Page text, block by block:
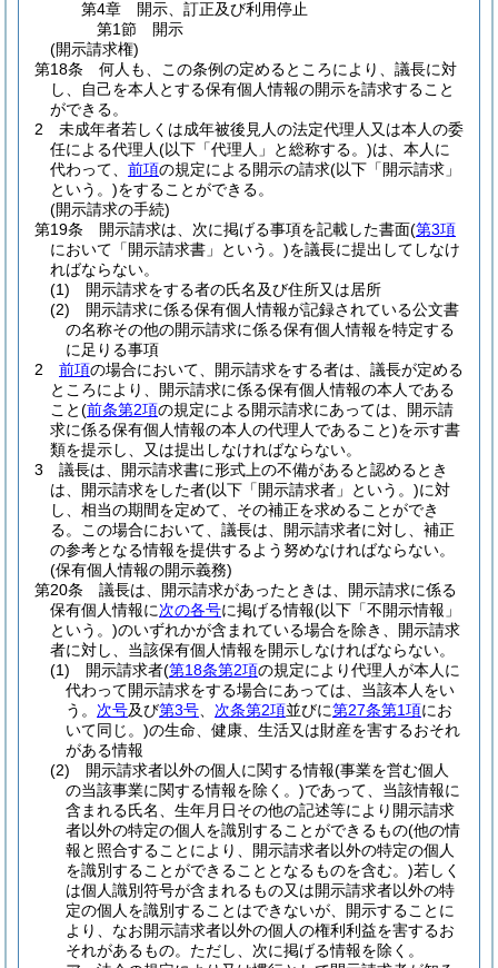
第4章
開示、訂正及び利用停止
第1節
開示
(開示請求権)
第18条
何人も、この条例の定めるところにより、議長に対
し、自己を本人とする保有個人情報の開示を請求すること
ができる。
2
未成年者若しくは成年被後見人の法定代理人又は本人の委
任による代理人(以下「代理人」と総称する。)は、本人に
代わって、 前項の規定による開示の請求(以下「開示請求」
という。)をすることができる。
(開示請求の手続)
第19条
開示請求は、次に掲げる事項を記載した書面(第3項
において「開示請求書」という。)を議長に提出してしなけ
ればならない。
(1)
開示請求をする者の氏名及び住所又は居所
(2)
開示請求に係る保有個人情報が記録されている公文書
の名称その他の開示請求に係る保有個人情報を特定する
に足りる事項
2
前項の場合において、開示請求をする者は、議長が定める
ところにより、開示請求に係る保有個人情報の本人である
こと(前条第2項の規定による開示請求にあっては、開示請
求に係る保有個人情報の本人の代理人であること)を示す書
類を提示し、又は提出しなければならない。
3
議長は、開示請求書に形式上の不備があると認めるとき
は、開示請求をした者(以下「開示請求者」という。)に対
し、相当の期間を定めて、その補正を求めることができ
る。
この場合において、議長は、開示請求者に対し、補正
の参考となる情報を提供するよう努めなければならない。
(保有個人情報の開示義務)
第20条
議長は、開示請求があったときは、開示請求に係る
保有個人情報に次の各号に掲げる情報(以下「不開示情報」
という。)のいずれかが含まれている場合を除き、開示請求
者に対し、当該保有個人情報を開示しなければならない。
(1)
開示請求者(第18条第2項の規定により代理人が本人に
代わって開示請求をする場合にあっては、当該本人をい
う。 次号及び第3号 次条第2項並びに第27条第1項にお
いて同じ。)の生命、健康、生活又は財産を害するおそれ
がある情報
(2)
開示請求者以外の個人に関する情報(事業を営む個人
の当該事業に関する情報を除く。)であって、当該情報に
含まれる氏名、生年月日その他の記述等により開示請求
者以外の特定の個人を識別することができるもの(他の情
報と照合することにより、開示請求者以外の特定の個人
を識別することができることとなるものを含む。)若しく
は個人識別符号が含まれるもの又は開示請求者以外の特
定の個人を識別することはできないが、開示することに
より、なお開示請求者以外の個人の権利利益を害するお
それがあるもの。 ただし、次に掲げる情報を除く。